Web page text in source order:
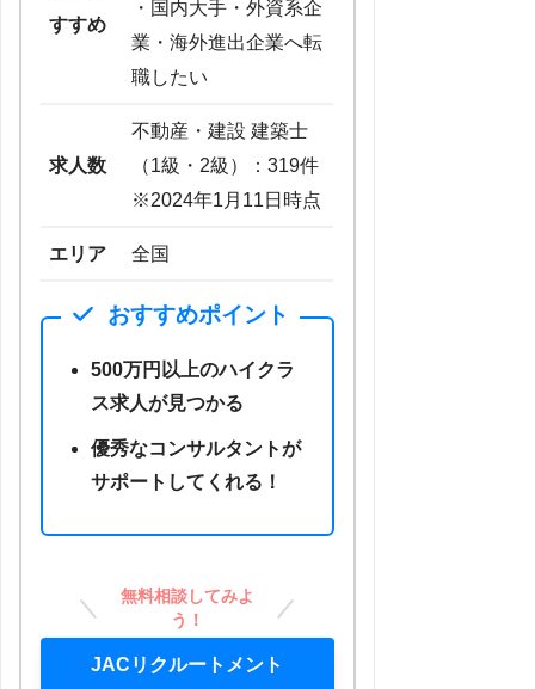
すすめ
・国内大手・外資系企
業・海外進出企業へ転
職したい
求人数
不動産・建設 建築士
（1級・2級）：319件
※2024年1月11日時点
エリア 全国
おすすめポイント
500万円以上のハイクラ
ス求人が見つかる
優秀なコンサルタントが
サポートしてくれる！
無料相談してみよ
う！
JACリクルートメント